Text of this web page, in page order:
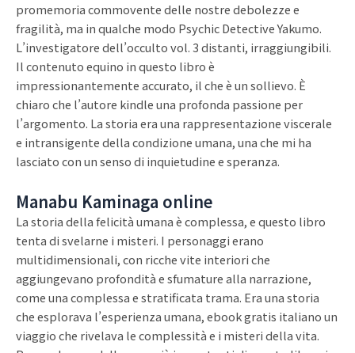
promemoria commovente delle nostre debolezze e
fragilità, ma in qualche modo Psychic Detective Yakumo.
L’investigatore dell’occulto vol. 3 distanti, irraggiungibili.
Il contenuto equino in questo libro è
impressionantemente accurato, il che è un sollievo. È
chiaro che l’autore kindle una profonda passione per
l’argomento. La storia era una rappresentazione viscerale
e intransigente della condizione umana, una che mi ha
lasciato con un senso di inquietudine e speranza.
Manabu Kaminaga online
La storia della felicità umana è complessa, e questo libro
tenta di svelarne i misteri. I personaggi erano
multidimensionali, con ricche vite interiori che
aggiungevano profondità e sfumature alla narrazione,
come una complessa e stratificata trama. Era una storia
che esplorava l’esperienza umana, ebook gratis italiano un
viaggio che rivelava le complessità e i misteri della vita.